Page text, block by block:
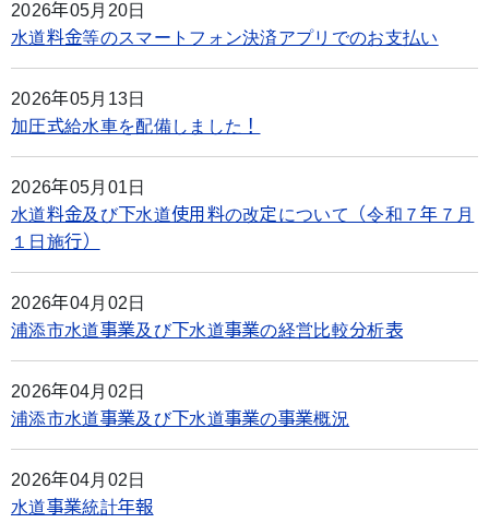
2026年05月20日
水道料金等のスマートフォン決済アプリでのお支払い
2026年05月13日
加圧式給水車を配備しました！
2026年05月01日
水道料金及び下水道使用料の改定について（令和７年７月
１日施行）
2026年04月02日
浦添市水道事業及び下水道事業の経営比較分析表
2026年04月02日
浦添市水道事業及び下水道事業の事業概況
2026年04月02日
水道事業統計年報